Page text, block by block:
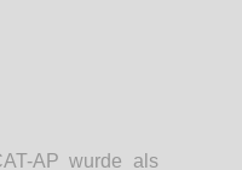
AP wurde als